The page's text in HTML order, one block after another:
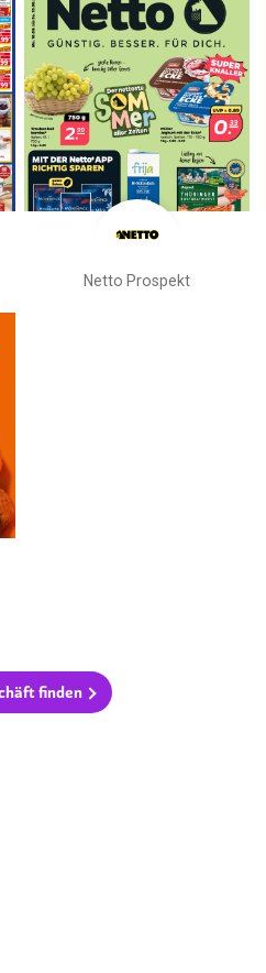
Netto Prospekt
finden